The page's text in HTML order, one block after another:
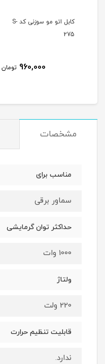
کابل اتو مو سوزنی کد S-
275
960,000 تومان
مشخصات
مناسب برای
سماور برقی
حداکثر توان گرمایشی
1000 وات
ولتاژ
220 ولت
قابلیت تنظیم حرارت
ندارد.